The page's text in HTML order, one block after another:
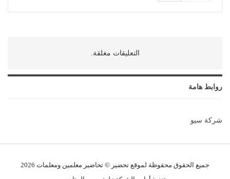
التعليقات مغلقة.
روابط هامة
شركة سيو
جميع الحقوق محفوظة لموقع تحضير © تحاضير معلمين ومعلمات